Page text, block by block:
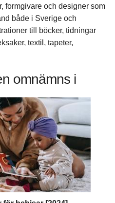
formgivare och designer som
både i Sverige och
till böcker, tidningar
textil, tapeter,
omnämns i